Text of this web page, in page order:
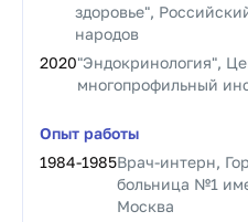
здоровье",
народов
2020"Эндокринология",
многопрофильный
Опыт работы
1984-1985Врач-интерн,
больница №1
Москва